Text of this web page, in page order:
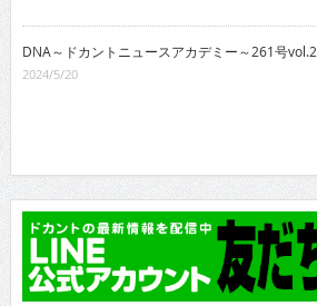
DNA～ドカントニュースアカデミー～261号vol.2
2024/5/20